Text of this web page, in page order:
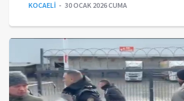
KOCAELİ 30 OCAK 2026 CUMA